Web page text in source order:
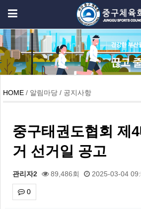
HOME / 알림마당 / 공지사항
중구태권도협회 제
거 선거일 공고
관리자2 89,486회 2025-03-04
0